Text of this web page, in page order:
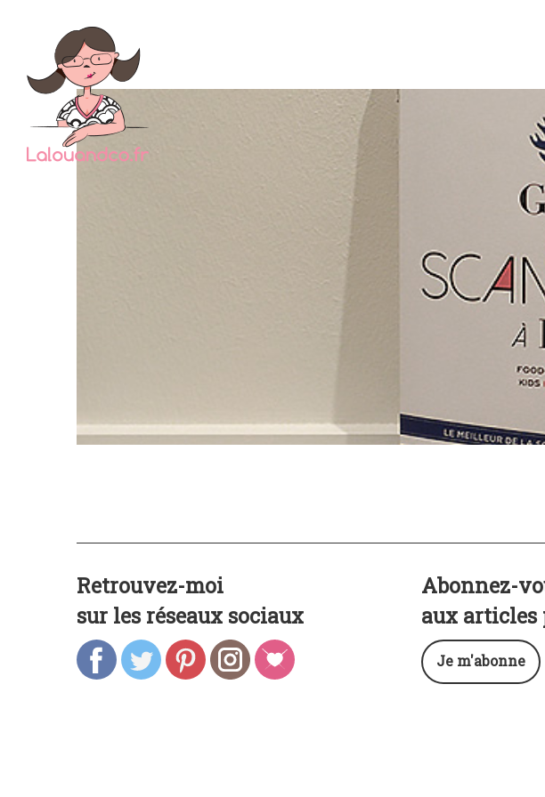
Si vous suivez ce blog
mars dernier ^^),
Scandinavie. Nous
Retrouvez-moi
sur les réseaux sociaux
Abonnez-
aux articles
Je m'abonne